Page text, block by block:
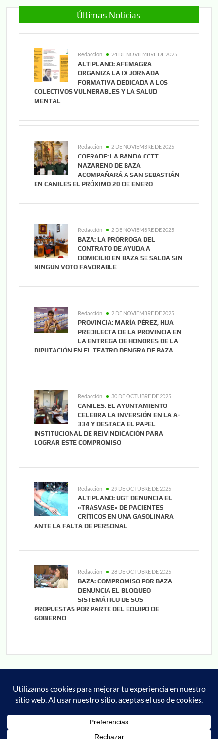
Últimas Noticias
Redacción 24 DE NOVIEMBRE DE 2025
ALTIPLANO: AFEMAGRA
ORGANIZA LA IX JORNADA
FORMATIVA DEDICADA A LOS
COLECTIVOS VULNERABLES Y LA SALUD
MENTAL
Redacción 2 DE NOVIEMBRE DE 2025
COFRADE: LA BANDA CCTT
NAZARENO DE BAZA
ACOMPAÑARÁ A SAN SEBASTIÁN
EN CANILES EL PRÓXIMO 20 DE ENERO
Redacción 2 DE NOVIEMBRE DE 2025
BAZA: LA PRÓRROGA DEL
CONTRATO DE AYUDA A
DOMICILIO EN BAZA SE SALDA SIN
NINGÚN VOTO FAVORABLE
Redacción 2 DE NOVIEMBRE DE 2025
PROVINCIA: MARÍA PÉREZ, HIJA
PREDILECTA DE LA PROVINCIA EN
LA ENTREGA DE HONORES DE LA
DIPUTACIÓN EN EL TEATRO DENGRA DE BAZA
Redacción 30 DE OCTUBRE DE 2025
CANILES: EL AYUNTAMIENTO
CELEBRA LA INVERSIÓN EN LA A-
334 Y DESTACA EL PAPEL
INSTITUCIONAL DE REIVINDICACIÓN PARA
LOGRAR ESTE COMPROMISO
Redacción 29 DE OCTUBRE DE 2025
ALTIPLANO: UGT DENUNCIA EL
«TRASVASE» DE PACIENTES
CRÍTICOS EN UNA GASOLINARA
ANTE LA FALTA DE PERSONAL
Redacción 28 DE OCTUBRE DE 2025
BAZA: COMPROMISO POR BAZA
DENUNCIA EL BLOQUEO
SISTEMÁTICO DE SUS
PROPUESTAS POR PARTE DEL EQUIPO DE
GOBIERNO
Noticias Cultura
Deportes
Cofrade
Granada Actualidad